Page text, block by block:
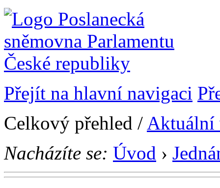
Přejít na hlavní navigaci
Celkový přehled / Aktuální
Nacházíte se: Úvod ›